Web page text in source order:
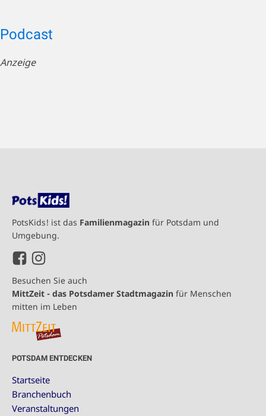
Podcast
Anzeige
PotsKids! ist das Familienmagazin für Potsdam und
Umgebung.
Besuchen Sie auch
MittZeit - das Potsdamer Stadtmagazin für Menschen
mitten im Leben
POTSDAM ENTDECKEN
Startseite
Branchenbuch
Veranstaltungen